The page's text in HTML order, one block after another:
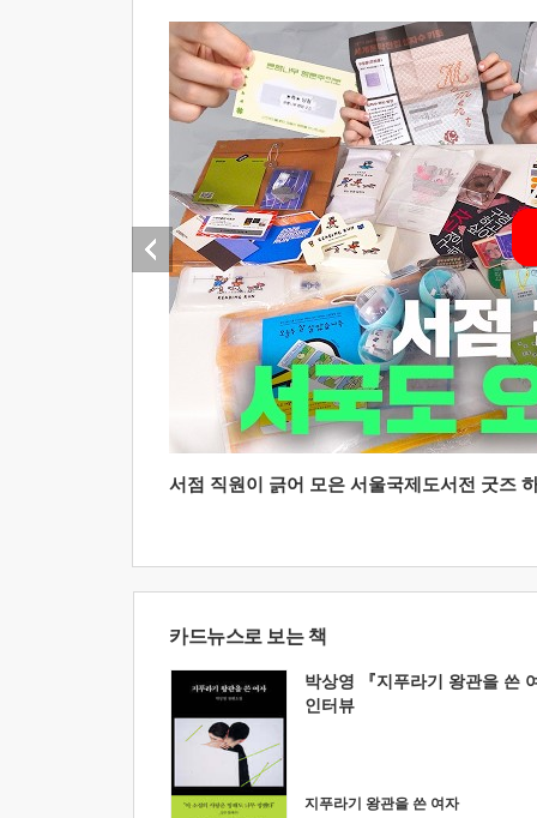
서점 직원이 긁어 모은 서울국제도서전 굿즈
카드뉴스로 보는 책
박상영 『지푸라기 왕관을 쓴
인터뷰
지푸라기 왕관을 쓴 여자